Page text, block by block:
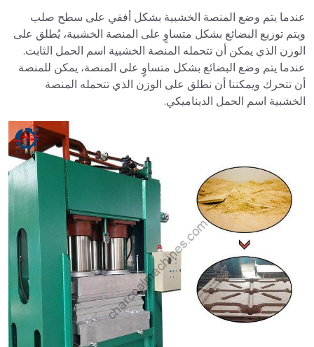
عندما يتم وضع المنصة الخشبية بشكل أفقي على سطح صلب
ويتم توزيع البضائع بشكل متساوٍ على المنصة الخشبية، يُطلق على
الوزن الذي يمكن أن تتحمله المنصة الخشبية اسم الحمل الثابت.
عندما يتم وضع البضائع بشكل متساوٍ على المنصة، يمكن للمنصة
أن تتحرك ويمكننا أن نطلق على الوزن الذي تتحمله المنصة
الخشبية اسم الحمل الديناميكي.